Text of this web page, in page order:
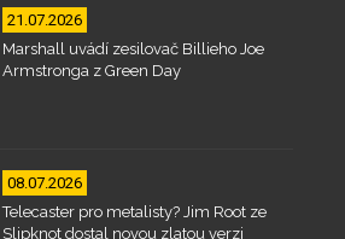
21.07.2026
Marshall uvádí zesilovač Billieho Joe
Armstronga z Green Day
08.07.2026
Telecaster pro metalisty? Jim Root ze
Slipknot dostal novou zlatou verzi